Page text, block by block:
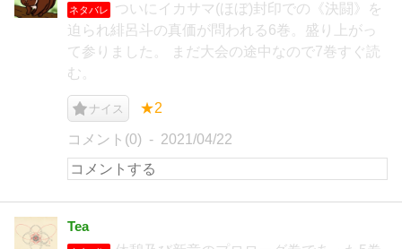
ネタバレ
ついにイカサマ(ほぼ)封印での《決闘》を
迫られ緋呂斗の真価が問われる6巻。盛り上がっ
て参りました。 まだ大会の途中なので7巻すぐ読
む。
ナイス ★2
コメント(0) 2021/04/22
Tea